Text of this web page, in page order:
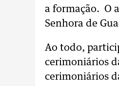
a formação. O
Senhora de
Ao todo,
cerimoniários
cerimoniários